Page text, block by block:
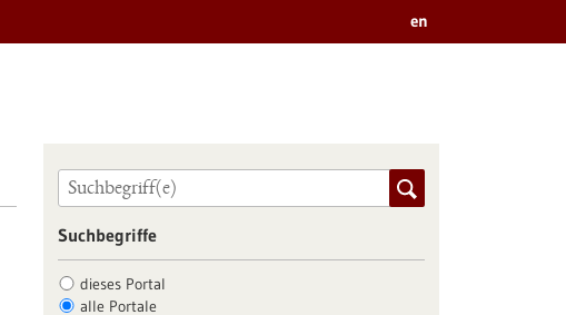
en
Suchbegriffe
dieses Portal
alle Portale